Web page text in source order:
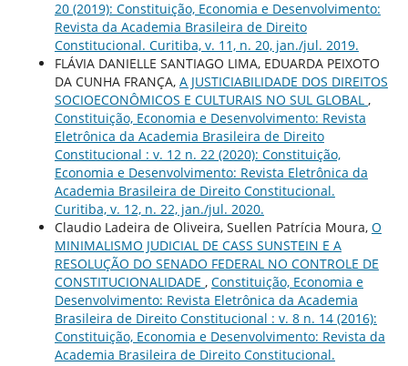
20 (2019): Constituição, Economia e Desenvolvimento:
Revista da Academia Brasileira de Direito
Constitucional. Curitiba, v. 11, n. 20, jan./jul. 2019.
FLÁVIA DANIELLE SANTIAGO LIMA, EDUARDA PEIXOTO
DA CUNHA FRANÇA, A JUSTICIABILIDADE DOS DIREITOS
SOCIOECONÔMICOS E CULTURAIS NO SUL GLOBAL ,
Constituição, Economia e Desenvolvimento: Revista
Eletrônica da Academia Brasileira de Direito
Constitucional : v. 12 n. 22 (2020): Constituição,
Economia e Desenvolvimento: Revista Eletrônica da
Academia Brasileira de Direito Constitucional.
Curitiba, v. 12, n. 22, jan./jul. 2020.
Claudio Ladeira de Oliveira, Suellen Patrícia Moura, O
MINIMALISMO JUDICIAL DE CASS SUNSTEIN E A
RESOLUÇÃO DO SENADO FEDERAL NO CONTROLE DE
CONSTITUCIONALIDADE , Constituição, Economia e
Desenvolvimento: Revista Eletrônica da Academia
Brasileira de Direito Constitucional : v. 8 n. 14 (2016):
Constituição, Economia e Desenvolvimento: Revista da
Academia Brasileira de Direito Constitucional.